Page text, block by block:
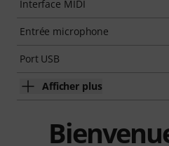
Interface MIDI
Entrée microphone
Port USB
Afficher plus